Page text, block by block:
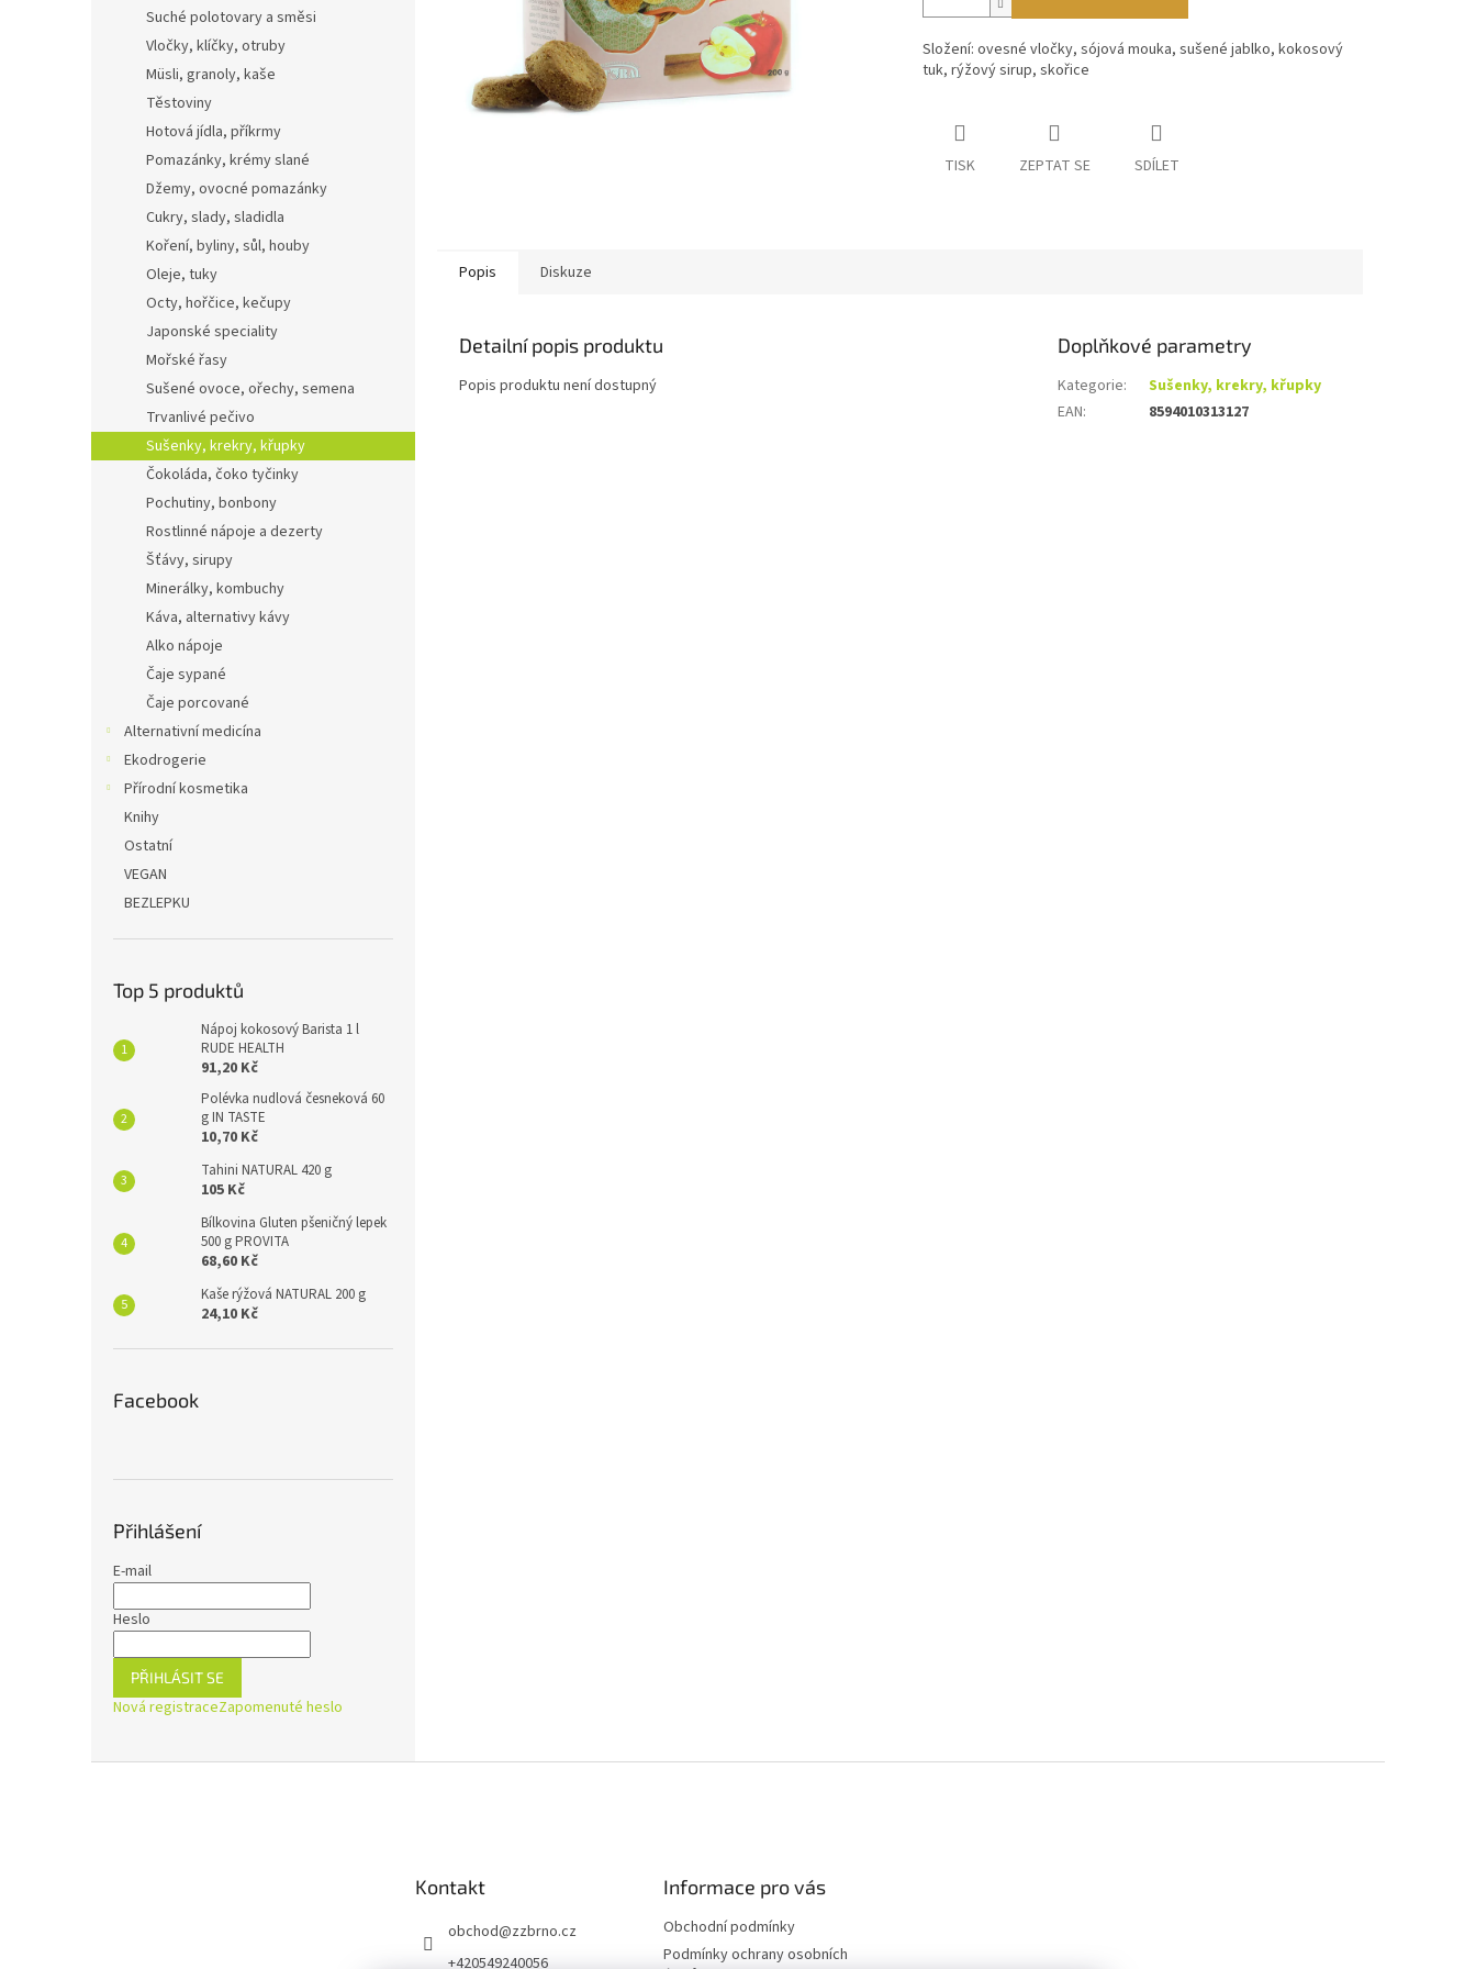
Suché polotovary a směsi
Vločky, klíčky, otruby
Müsli, granoly, kaše
Těstoviny
Hotová jídla, příkrmy
Pomazánky, krémy slané
Džemy, ovocné pomazánky
Cukry, slady, sladidla
Koření, byliny, sůl, houby
Oleje, tuky
Octy, hořčice, kečupy
Japonské speciality
Mořské řasy
Sušené ovoce, ořechy, semena
Trvanlivé pečivo
Sušenky, krekry, křupky
Čokoláda, čoko tyčinky
Pochutiny, bonbony
Rostlinné nápoje a dezerty
Šťávy, sirupy
Minerálky, kombuchy
Káva, alternativy kávy
Alko nápoje
Čaje sypané
Čaje porcované
Alternativní medicína
Ekodrogerie
Přírodní kosmetika
Knihy
Ostatní
VEGAN
BEZLEPKU
Top 5 produktů
Nápoj kokosový Barista 1 l
RUDE HEALTH
91,20 Kč
Polévka nudlová česneková 60
g IN TASTE
10,70 Kč
Tahini NATURAL 420 g
105 Kč
Bílkovina Gluten pšeničný lepek
500 g PROVITA
68,60 Kč
Kaše rýžová NATURAL 200 g
24,10 Kč
Facebook
Přihlášení
E-mail
Heslo
PŘIHLÁSIT SE
Nová registraceZapomenuté heslo
Složení: ovesné vločky, sójová mouka, sušené jablko, kokosový
tuk, rýžový sirup, skořice
TISK ZEPTAT SE SDÍLET
Popis Diskuze
Detailní popis produktu
Popis produktu není dostupný
Doplňkové parametry
Kategorie:
Sušenky, krekry, křupky
EAN: 8594010313127
Kontakt
obchod@zzbrno.cz
+420549240056
Informace pro vás
Obchodní podmínky
Podmínky ochrany osobních